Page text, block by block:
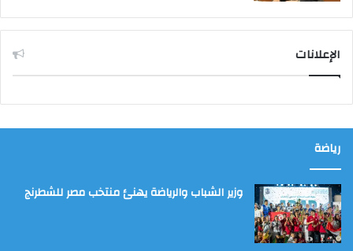
الإعلانات
رياضة
وزير الشباب والرياضة يهنئ منتخب مصر للشطرنج